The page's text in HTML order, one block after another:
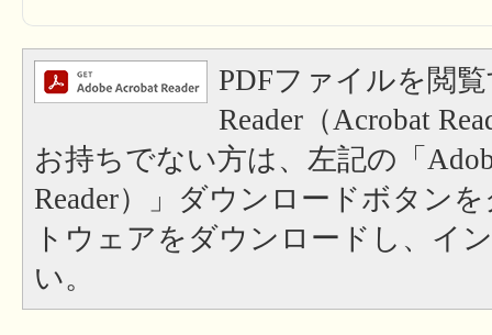
PDFファイルを閲
Reader（Acrobat
お持ちでない方は、左記の「
Reader）」ダウンロードボタン
トウェアをダウンロードし、イ
い。